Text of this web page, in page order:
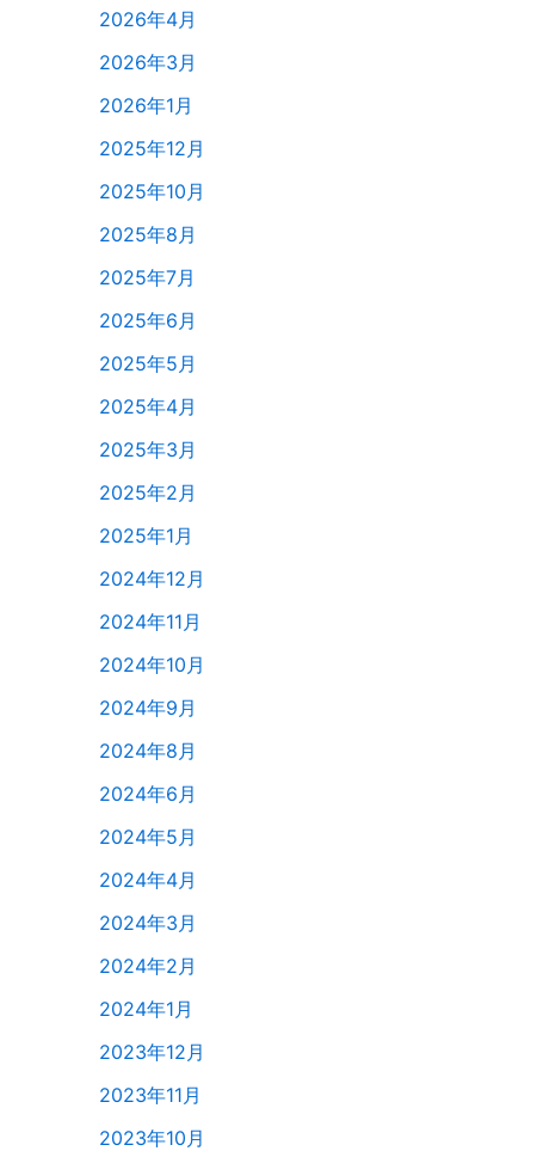
2026年4月
2026年3月
2026年1月
2025年12月
2025年10月
2025年8月
2025年7月
2025年6月
2025年5月
2025年4月
2025年3月
2025年2月
2025年1月
2024年12月
2024年11月
2024年10月
2024年9月
2024年8月
2024年6月
2024年5月
2024年4月
2024年3月
2024年2月
2024年1月
2023年12月
2023年11月
2023年10月